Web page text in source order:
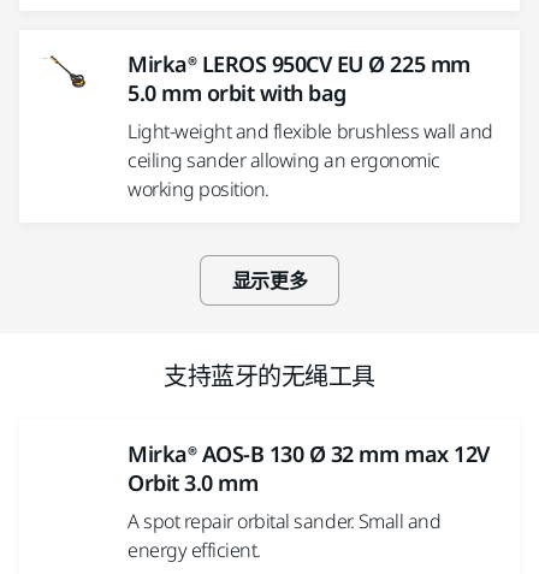
Mirka® LEROS 950CV EU Ø 225 mm
5.0 mm orbit with bag
Light-weight and flexible brushless wall and
ceiling sander allowing an ergonomic
working position.
显示更多
支持蓝牙的无绳工具
Mirka® AOS-B 130 Ø 32 mm max 12V
Orbit 3.0 mm
A spot repair orbital sander. Small and
energy efficient.